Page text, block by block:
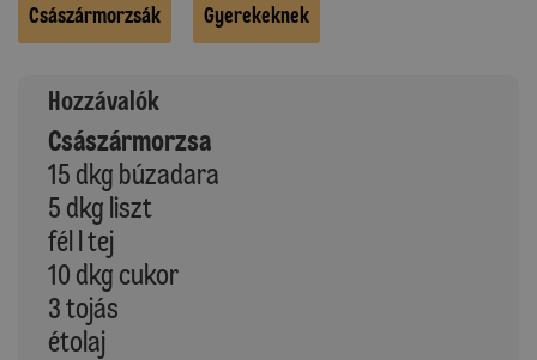
Császármorzsák Gyerekeknek
Hozzávalók
Császármorzsa
15 dkg búzadara
5 dkg liszt
fél l tej
10 dkg cukor
3 tojás
étolaj